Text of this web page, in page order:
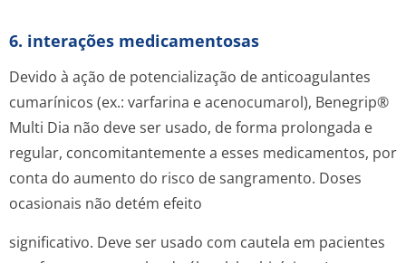
6. interações medicamentosas
Devido à ação de potencialização de anticoagulantes
cumarínicos (ex.: varfarina e acenocumarol), Benegrip®
Multi Dia não deve ser usado, de forma prolongada e
regular, concomitantemente a esses medicamentos, por
conta do aumento do risco de sangramento. Doses
ocasionais não detém efeito
significativo. Deve ser usado com cautela em pacientes